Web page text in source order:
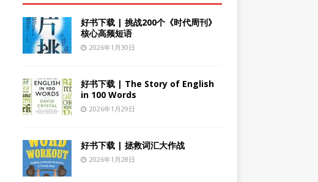
好书下载 | 挑战200个《时代周刊》
核心高频短语
2026年1月30日
好书下载 | The Story of English
in 100 Words
2026年1月29日
好书下载 | 拯救词汇大作战
2026年1月28日